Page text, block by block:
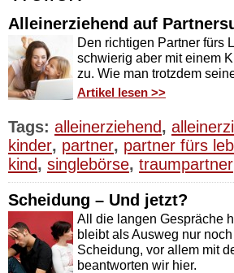
Alleinerziehend auf
Den richtigen Partner fürs
schwierig aber mit einem
zu. Wie man trotzdem
Artikel lesen >>
Tags: alleinerziehend,
kinder, partner, partner fürs
kind, singlebörse, traumpartner
Scheidung – Und jetzt?
All die langen Gespräche
bleibt als Ausweg nur
Scheidung, vor allem mit
beantworten wir hier.